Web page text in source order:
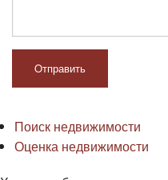
Oтправить
Поиск недвижимости
Оценка недвижимости